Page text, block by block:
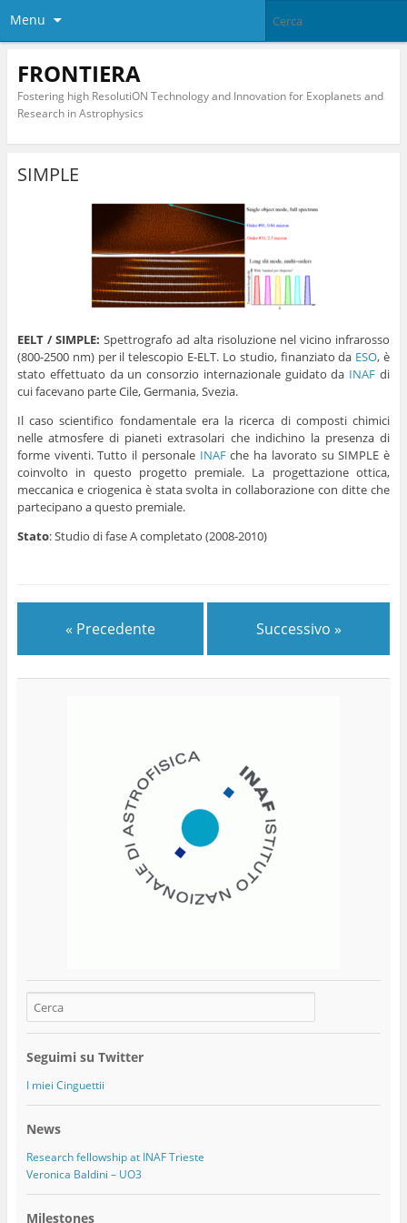
Menu
FRONTIERA
Fostering high ResolutiON Technology and Innovation for Exoplanets and
Research in Astrophysics
SIMPLE
EELT / SIMPLE: Spettrografo ad alta risoluzione nel vicino infrarosso
(800-2500 nm) per il telescopio E-ELT. Lo studio, finanziato da ESO, è
stato effettuato da un consorzio internazionale guidato da INAF di
cui facevano parte Cile, Germania, Svezia.
Il caso scientifico fondamentale era la ricerca di composti chimici
nelle atmosfere di pianeti extrasolari che indichino la presenza di
forme viventi. Tutto il personale INAFche ha lavorato su SIMPLE è
coinvolto in questo progetto premiale. La progettazione ottica,
meccanica e criogenica è stata svolta in collaborazione con ditte che
partecipano a questo premiale.
Stato: Studio di fase A completato (2008-2010)
« Precedente Successivo »
Seguimi su Twitter
I miei Cinguettii
News
Research fellowship at INAF Trieste
Veronica Baldini – UO3
Milestones